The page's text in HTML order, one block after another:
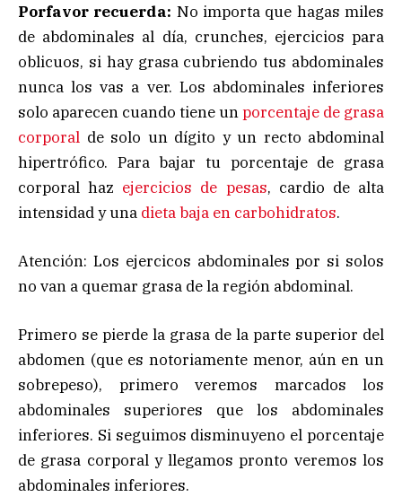
Porfavor recuerda: No importa que hagas miles
de abdominales al día, crunches, ejercicios para
oblicuos, si hay grasa cubriendo tus abdominales
nunca los vas a ver. Los abdominales inferiores
solo aparecen cuando tiene unporcentaje de grasa
corporal de solo un dígito y un recto abdominal
hipertrófico. Para bajar tu porcentaje de grasa
corporal haz ejercicios de pesas, cardio de alta
intensidad y una dieta baja en carbohidratos.
Atención: Los ejercicos abdominales por si solos
no van a quemar grasa de la región abdominal.
Primero se pierde la grasa de la parte superior del
abdomen (que es notoriamente menor, aún en un
sobrepeso), primero veremos marcados los
abdominales superiores que los abdominales
inferiores. Si seguimos disminuyeno el porcentaje
de grasa corporal y llegamos pronto veremos los
abdominales inferiores.